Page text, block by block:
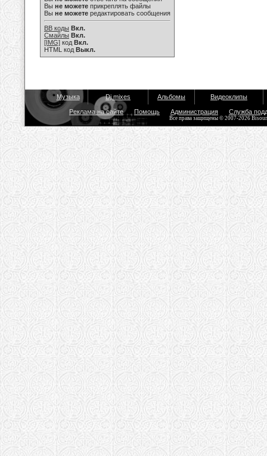
Вы не можете прикреплять файлы
Вы не можете редактировать сообщения
BB коды Вкл.
Смайлы Вкл.
[IMG] код Вкл.
HTML код Выкл.
Музыка Dj mixes Альбомы Видеоклипы
Реклама на сайте Помощь Администрация Служба
Все права защищены © 2007-2026